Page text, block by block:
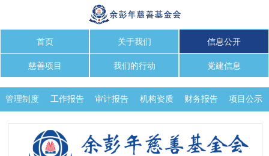
首页 关于我们 信息公开
慈善项目 我们的行动 党建信息
管理制度 工作报告 审计报告 机构资质 财务报告 项目公示
保值增值